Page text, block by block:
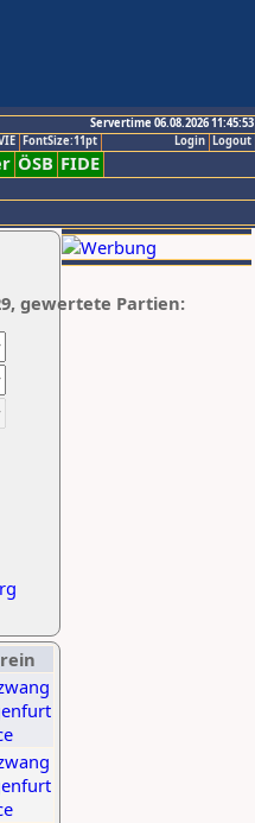
Servertime 06.08.2026 11:45:53
Logout
Login
FontSize:11pt
ÖSB FIDE
gewertete Partien: